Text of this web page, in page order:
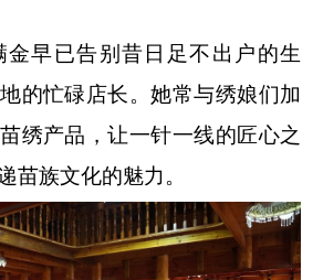
早已告别昔日足不出户的生
的忙碌店长。她常与绣娘们加
绣产品，让一针一线的匠心之
苗族文化的魅力。